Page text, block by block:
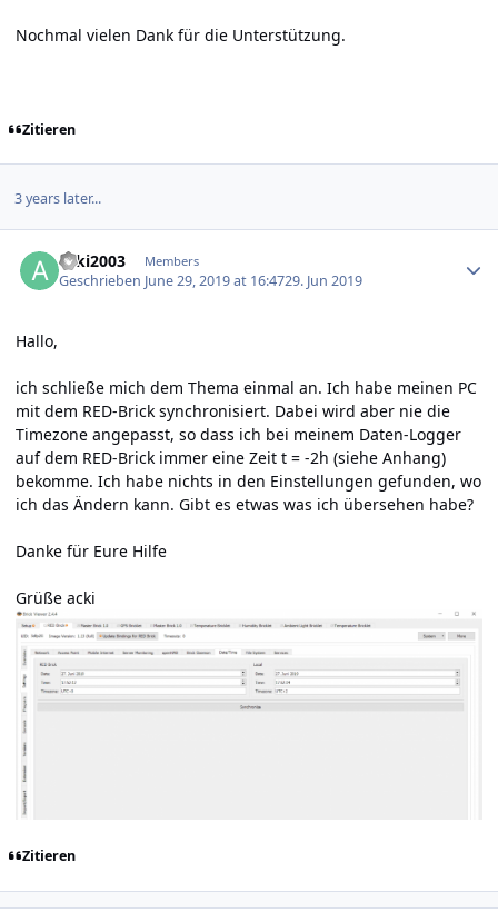
Nochmal vielen Dank für die Unterstützung.
Zitieren
3 years later...
acki2003 Members
Geschrieben June 29, 2019 at 16:4729. Jun 2019
Hallo,
ich schließe mich dem Thema einmal an. Ich habe meinen PC
mit dem RED-Brick synchronisiert. Dabei wird aber nie die
Timezone angepasst, so dass ich bei meinem Daten-Logger
auf dem RED-Brick immer eine Zeit t = -2h (siehe Anhang)
bekomme. Ich habe nichts in den Einstellungen gefunden, wo
ich das Ändern kann. Gibt es etwas was ich übersehen habe?
Danke für Eure Hilfe
Grüße acki
Zitieren